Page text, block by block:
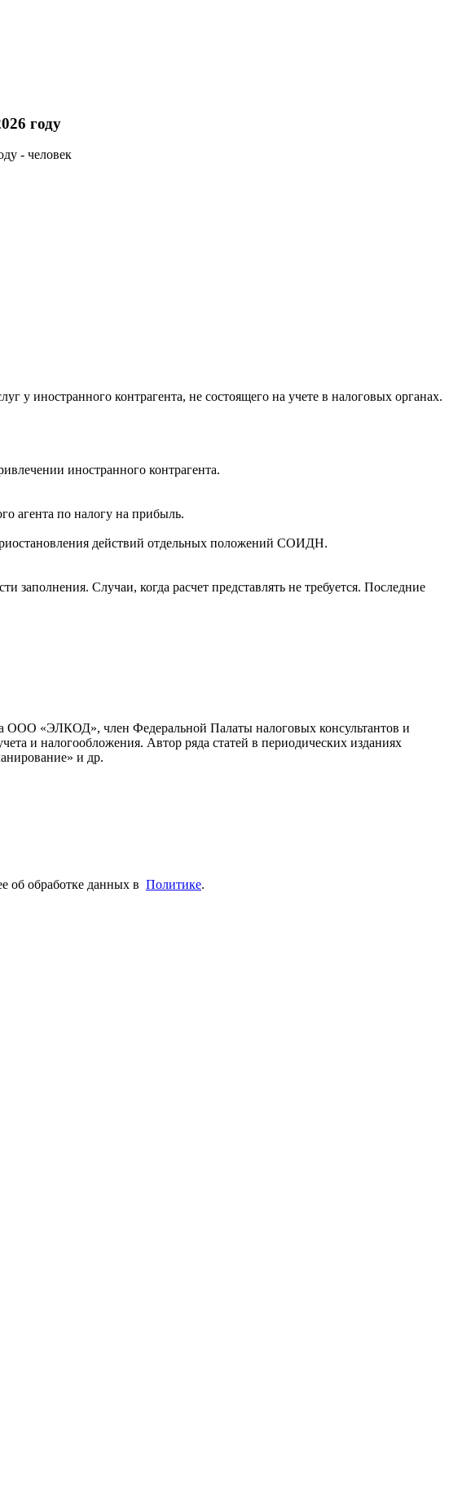
году
- человек
у иностранного контрагента, не состоящего на учете в налоговых органах.
иностранного контрагента.
агента по налогу на прибыль.
действий отдельных положений СОИДН.
Случаи, когда расчет представлять не требуется. Последние
ООО «ЭЛКОД», член Федеральной Палаты налоговых консультантов и
и налогообложения. Автор ряда статей в периодических изданиях
и др.
об обработке данных в Политике.